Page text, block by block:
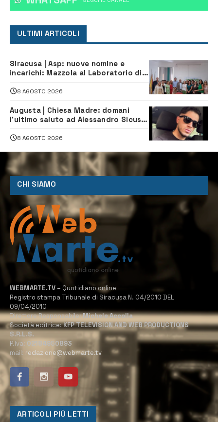
ULTIMI ARTICOLI
Siracusa | Asp: nuove nomine e
incarichi: Mazzola al Laboratorio di
Servizio Legale
8 AGOSTO 2026
Augusta | Chiesa Madre: domani
l’ultimo saluto ad Alessandro Sicuso,
8 AGOSTO 2026
CHI SIAMO
WEBMARTE.TV – Quotidiano online
Registro stampa Tribunale di Siracusa N. 04/2010 DEL
09/04/2010
Direttore Responsabile:Michele Accolla
Società editrice:KFP TELEVISION AND WEB PRODUCTIONS
S.R.L.S.
P.Iva: 02184950893
mail: redazione@webmarte.tv
ARTICOLI PIÙ LETTI